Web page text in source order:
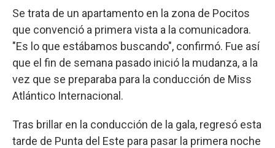
Se trata de un apartamento en la zona de Pocitos
que convenció a primera vista a la comunicadora.
"Es lo que estábamos buscando", confirmó. Fue así
que el fin de semana pasado inició la mudanza, a la
vez que se preparaba para la conducción de Miss
Atlántico Internacional.
Tras brillar en la conducción de la gala, regresó esta
tarde de Punta del Este para pasar la primera noche